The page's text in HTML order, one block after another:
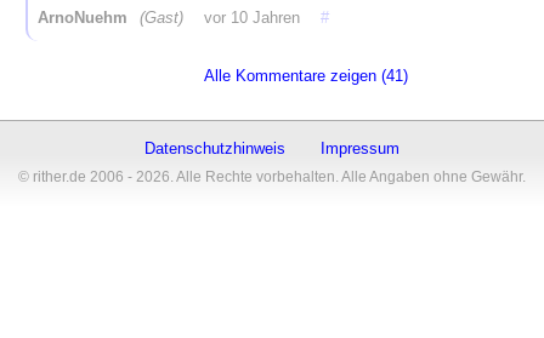
ArnoNuehm
(Gast) vor 10 Jahren #
Alle Kommentare zeigen (41)
Datenschutzhinweis Impressum
© rither.de 2006 - 2026. Alle Rechte vorbehalten. Alle Angaben ohne Gewähr.